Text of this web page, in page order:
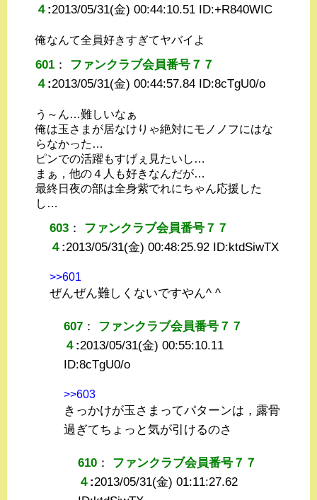
４ :2013/05/31(金) 00:44:10.51 ID:+R840WIC
俺なんて全員好きすぎてヤバイよ
601 ： ファンクラブ会員番号７７
４ :2013/05/31(金) 00:44:57.84 ID:8cTgU0/o
う～ん…難しいなぁ
俺は玉さまが居なけりゃ絶対にモノノフにはな
らなかった…
ピンでの活躍もすげぇ見たいし…
まぁ，他の４人も好きなんだが…
最終日夜の部は全身紫でれにちゃん応援した
し…
603 ： ファンクラブ会員番号７７
４ :2013/05/31(金) 00:48:25.92 ID:ktdSiwTX
>>601
ぜんぜん難しくないですやん^ ^
607 ： ファンクラブ会員番号７７
４ :2013/05/31(金) 00:55:10.11
ID:8cTgU0/o
>>603
きっかけが玉さまってパターンは，露骨
過ぎてちょっと気が引けるのさ
610 ： ファンクラブ会員番号７７
４ :2013/05/31(金) 01:11:27.62